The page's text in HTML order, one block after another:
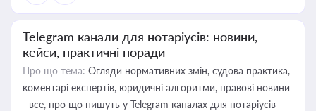
Telegram канали для нотаріусів: новини,
кейси, практичні поради
Про що тема: Огляди нормативних змін, судова практика,
коментарі експертів, юридичні алгоритми, правові новини
- все, про що пишуть у Telegram каналах для нотаріусів